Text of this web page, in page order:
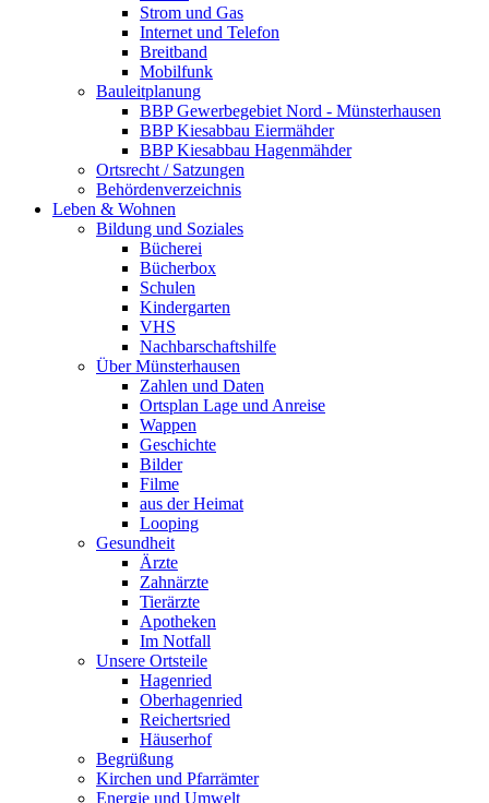
Strom und Gas
Internet und Telefon
Breitband
Mobilfunk
Bauleitplanung
BBP Gewerbegebiet Nord - Münsterhausen
BBP Kiesabbau Eiermähder
BBP Kiesabbau Hagenmähder
Ortsrecht / Satzungen
Behördenverzeichnis
Leben & Wohnen
Bildung und Soziales
Bücherei
Bücherbox
Schulen
Kindergarten
VHS
Nachbarschaftshilfe
Über Münsterhausen
Zahlen und Daten
Ortsplan Lage und Anreise
Wappen
Geschichte
Bilder
Filme
aus der Heimat
Looping
Gesundheit
Ärzte
Zahnärzte
Tierärzte
Apotheken
Im Notfall
Unsere Ortsteile
Hagenried
Oberhagenried
Reichertsried
Häuserhof
Begrüßung
Kirchen und Pfarrämter
Energie und Umwelt